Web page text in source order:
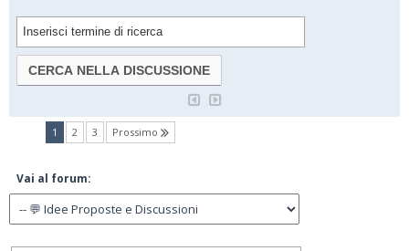
1 (current)
2 3 Prossimo
Vai al forum: